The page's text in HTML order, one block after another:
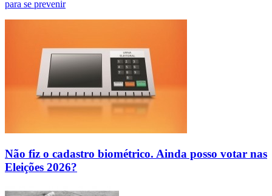
para se prevenir
Não fiz o cadastro biométrico. Ainda posso votar nas
Eleições 2026?